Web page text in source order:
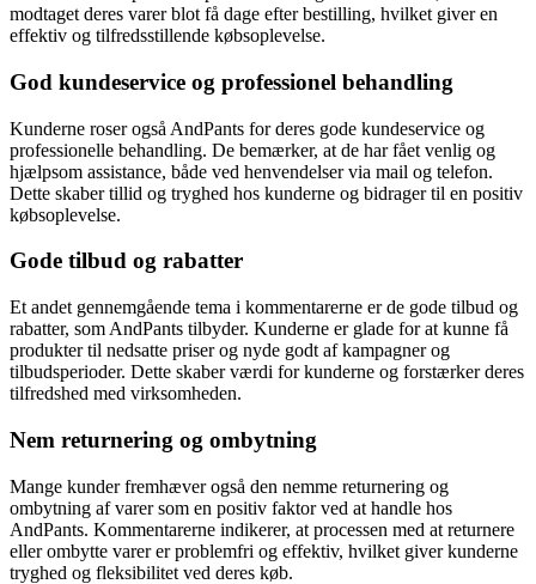
modtaget deres varer blot få dage efter bestilling, hvilket giver en
effektiv og tilfredsstillende købsoplevelse.
God kundeservice og professionel behandling
Kunderne roser også AndPants for deres gode kundeservice og
professionelle behandling. De bemærker, at de har fået venlig og
hjælpsom assistance, både ved henvendelser via mail og telefon.
Dette skaber tillid og tryghed hos kunderne og bidrager til en positiv
købsoplevelse.
Gode tilbud og rabatter
Et andet gennemgående tema i kommentarerne er de gode tilbud og
rabatter, som AndPants tilbyder. Kunderne er glade for at kunne få
produkter til nedsatte priser og nyde godt af kampagner og
tilbudsperioder. Dette skaber værdi for kunderne og forstærker deres
tilfredshed med virksomheden.
Nem returnering og ombytning
Mange kunder fremhæver også den nemme returnering og
ombytning af varer som en positiv faktor ved at handle hos
AndPants. Kommentarerne indikerer, at processen med at returnere
eller ombytte varer er problemfri og effektiv, hvilket giver kunderne
tryghed og fleksibilitet ved deres køb.